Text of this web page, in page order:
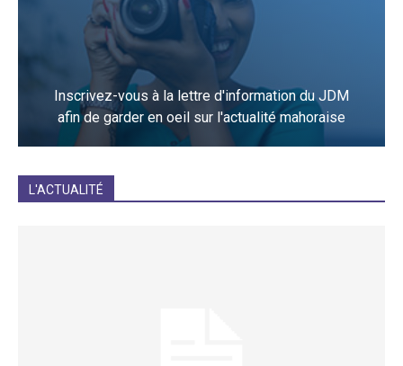
Inscrivez-vous à la lettre d'information du JDM
afin de garder en oeil sur l'actualité mahoraise
L'ACTUALITÉ